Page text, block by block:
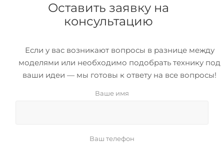
Оставить заявку на
консультацию
Если у вас возникают вопросы в разнице между
моделями или необходимо подобрать технику под
ваши идеи — мы готовы к ответу на все вопросы!
Ваше имя
Ваш телефон